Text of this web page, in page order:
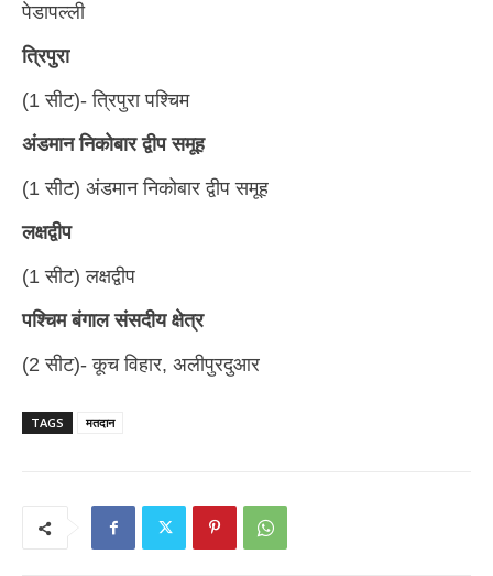
पेडापल्ली
त्रिपुरा
(1 सीट)- त्रिपुरा पश्चिम
अंडमान निकोबार द्वीप समूह
(1 सीट) अंडमान निकोबार द्वीप समूह
लक्षद्वीप
(1 सीट) लक्षद्वीप
पश्चिम बंगाल संसदीय क्षेत्र
(2 सीट)- कूच विहार, अलीपुरदुआर
TAGS मतदान